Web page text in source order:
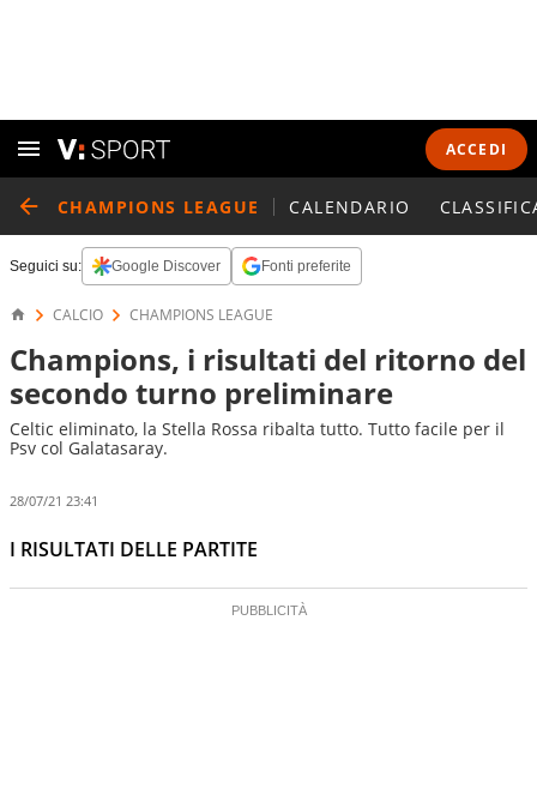
ACCEDI
CHAMPIONS LEAGUE CALENDARIO
Seguici su: Google Discover Fonti preferite
CALCIO CHAMPIONS LEAGUE
Champions, i risultati del ritorno del
secondo turno preliminare
Celtic eliminato, la Stella Rossa ribalta tutto. Tutto facile per il
Psv col Galatasaray.
28/07/21 23:41
I RISULTATI DELLE PARTITE